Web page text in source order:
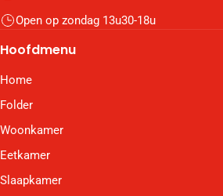
Open op zondag 13u30-18u
Hoofdmenu
Home
Folder
Woonkamer
Eetkamer
Slaapkamer